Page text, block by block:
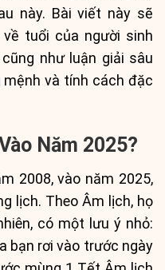
này. Bài viết này sẽ
tuổi của người sinh
như luận giải sâu
mệnh và tính cách đặc
Năm 2025?
2008, vào năm 2025,
lịch. Theo Âm lịch, họ
có một lưu ý nhỏ:
bạn rơi vào trước ngày